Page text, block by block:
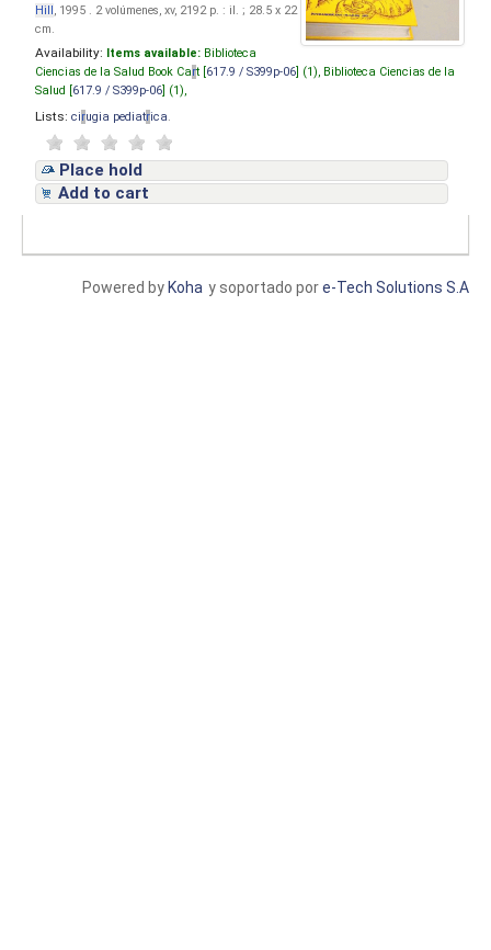
Hill, 1995 . 2 volúmenes, xv, 2192 p. : il. ; 28.5 x 22
cm.
Availability: Items available: Biblioteca
Ciencias de la Salud Book Cart [ 617.9 / S399p-06 ] (1), Biblioteca Ciencias de la
Salud [ 617.9 / S399p-06 ] (1),
Lists: cirugia pediatrica
Place hold
Add to cart
y soportado pore-Tech Solutions S.A
Powered by Koha